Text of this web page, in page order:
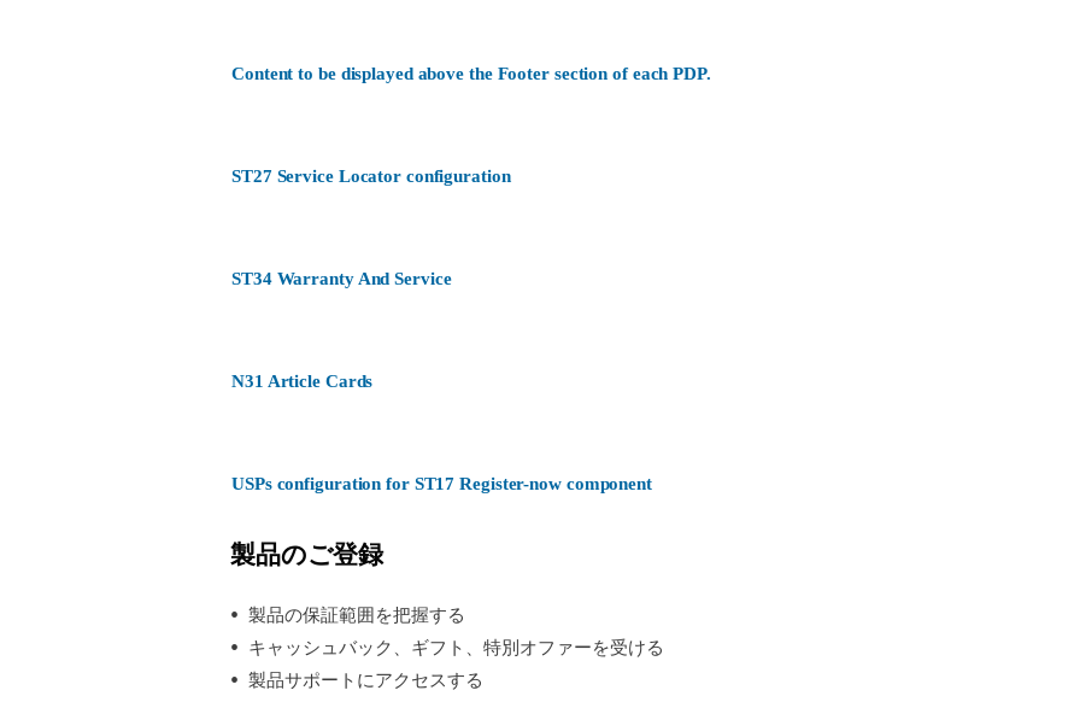
Content to be displayed above the Footer section of each PDP.
ST27 Service Locator configuration
ST34 Warranty And Service
N31 Article Cards
USPs configuration for ST17 Register-now component
製品のご登録
製品の保証範囲を把握する
キャッシュバック、ギフト、特別オファーを受ける
製品サポートにアクセスする